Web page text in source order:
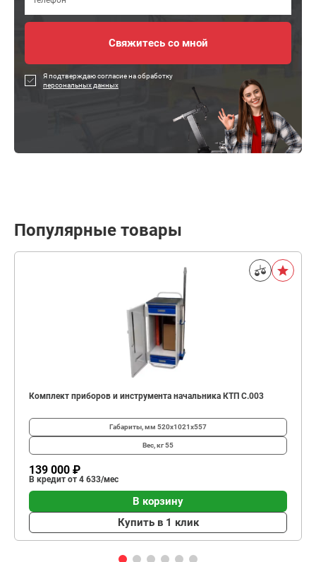
Я подтверждаю согласие на обработку
персональных данных
Популярные товары
Комплект приборов и инструмента начальника КТП C.003
Габариты, мм 520х1021х557
Вес, кг55
139 000 ₽
В кредит от 4 633/мес
В корзину
Купить в 1 клик